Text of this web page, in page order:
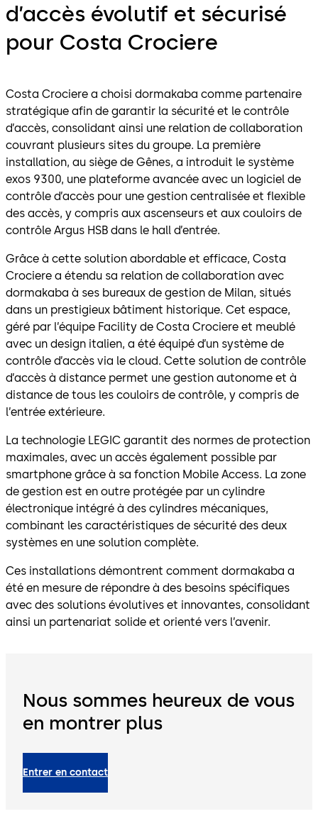
d’accès évolutif et sécurisé
pour Costa Crociere
Costa Crociere a choisi dormakaba comme partenaire
stratégique afin de garantir la sécurité et le contrôle
d’accès, consolidant ainsi une relation de collaboration
couvrant plusieurs sites du groupe. La première
installation, au siège de Gênes, a introduit le système
exos 9300, une plateforme avancée avec un logiciel de
contrôle d’accès pour une gestion centralisée et flexible
des accès, y compris aux ascenseurs et aux couloirs de
contrôle Argus HSB dans le hall d’entrée.
Grâce à cette solution abordable et efficace, Costa
Crociere a étendu sa relation de collaboration avec
dormakaba à ses bureaux de gestion de Milan, situés
dans un prestigieux bâtiment historique. Cet espace,
géré par l’équipe Facility de Costa Crociere et meublé
avec un design italien, a été équipé d’un système de
contrôle d’accès via le cloud. Cette solution de contrôle
d’accès à distance permet une gestion autonome et à
distance de tous les couloirs de contrôle, y compris de
l’entrée extérieure.
La technologie LEGIC garantit des normes de protection
maximales, avec un accès également possible par
smartphone grâce à sa fonction Mobile Access. La zone
de gestion est en outre protégée par un cylindre
électronique intégré à des cylindres mécaniques,
combinant les caractéristiques de sécurité des deux
systèmes en une solution complète.
Ces installations démontrent comment dormakaba a
été en mesure de répondre à des besoins spécifiques
avec des solutions évolutives et innovantes, consolidant
ainsi un partenariat solide et orienté vers l’avenir.
Nous sommes heureux de vous
en montrer plus
Entrer en contact